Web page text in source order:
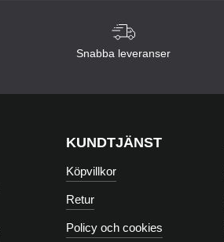
Snabba leveranser
KUNDTJÄNST
Köpvillkor
Retur
Policy och cookies